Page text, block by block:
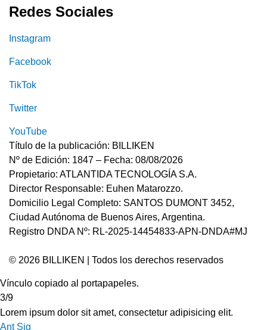
Redes Sociales
Instagram
Facebook
TikTok
Twitter
YouTube
Título de la publicación: BILLIKEN
Nº de Edición: 1847 – Fecha: 08/08/2026
Propietario: ATLANTIDA TECNOLOGÍA S.A.
Director Responsable: Euhen Matarozzo.
Domicilio Legal Completo: SANTOS DUMONT 3452,
Ciudad Autónoma de Buenos Aires, Argentina.
Registro DNDA Nº: RL-2025-14454833-APN-DNDA#MJ
© 2026 BILLIKEN | Todos los derechos reservados
Vínculo copiado al portapapeles.
3/9
Lorem ipsum dolor sit amet, consectetur adipisicing elit.
Ant Sig